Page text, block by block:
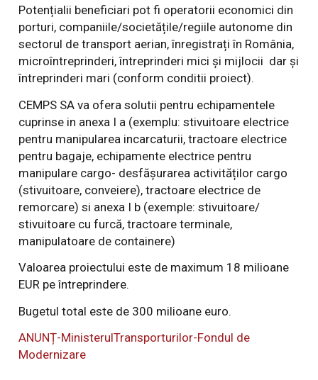
Potențialii beneficiari pot fi operatorii economici din
porturi, companiile/societățile/regiile autonome din
sectorul de transport aerian, înregistrați în România,
microîntreprinderi, întreprinderi mici și mijlocii dar și
întreprinderi mari (conform conditii proiect).
CEMPS SA va ofera solutii pentru echipamentele
cuprinse in anexa I a (exemplu: stivuitoare electrice
pentru manipularea incarcaturii, tractoare electrice
pentru bagaje, echipamente electrice pentru
manipulare cargo- desfășurarea activităților cargo
(stivuitoare, conveiere), tractoare electrice de
remorcare) si anexa I b (exemple: stivuitoare/
stivuitoare cu furcă, tractoare terminale,
manipulatoare de containere)
Valoarea proiectului este de maximum 18 milioane
EUR pe întreprindere.
Bugetul total este de 300 milioane euro.
ANUNȚ-MinisterulTransporturilor-Fondul de
Modernizare